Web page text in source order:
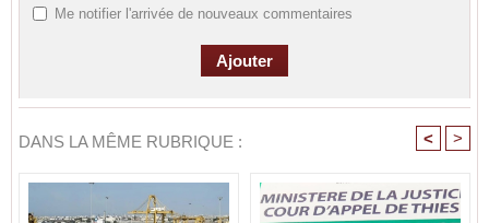
Me notifier l'arrivée de nouveaux commentaires
DANS LA MÊME RUBRIQUE : < >